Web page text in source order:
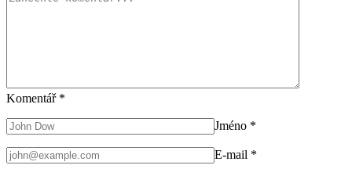
Komentář *
Jméno *
E-mail *